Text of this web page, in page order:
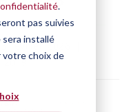
.
pas suivies
installé
choix de
février 2026